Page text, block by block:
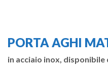
PORTA AGHI
in acciaio inox, disponibile